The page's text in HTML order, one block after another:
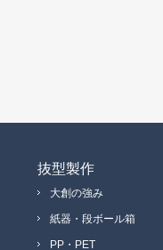
抜型製作
大創の強み
紙器・段ボール箱
PP・PET